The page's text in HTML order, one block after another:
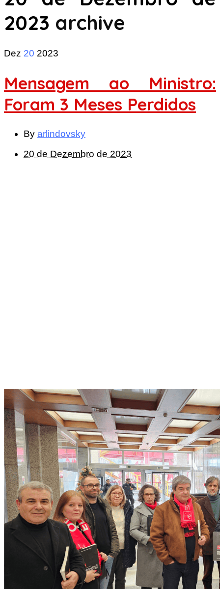
2023 archive
Dez 20 2023
Mensagem ao Ministro:
Foram 3 Meses Perdidos
By arlindovsky
20 de Dezembro de 2023